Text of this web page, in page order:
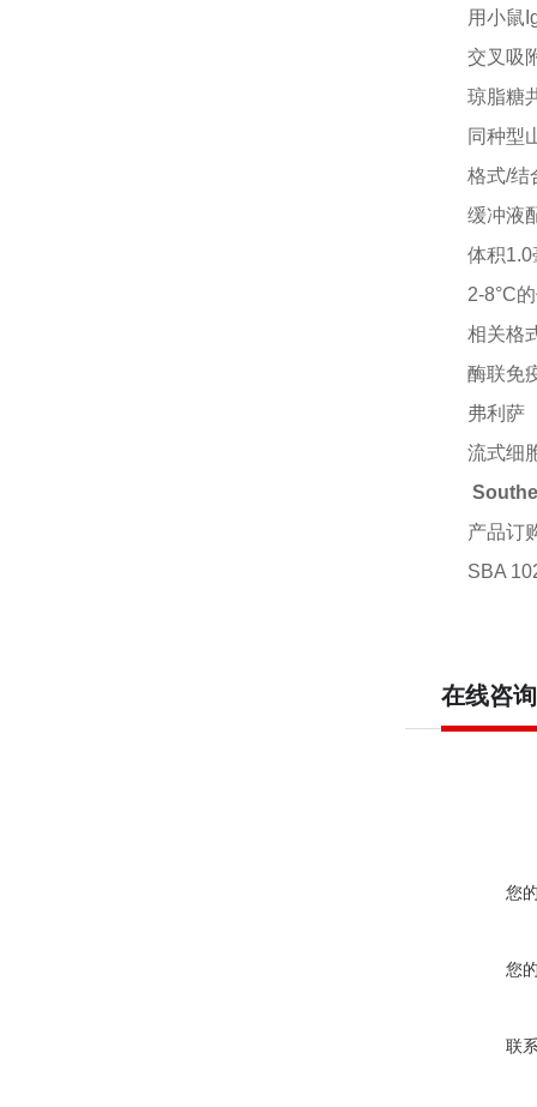
用小鼠
交叉吸
琼脂糖
同种型
格式/结
缓冲液
体积1.0
2-8°C
相关格
酶联免
弗利萨
流式细
产品订
SBA
在线咨询
您
您
联